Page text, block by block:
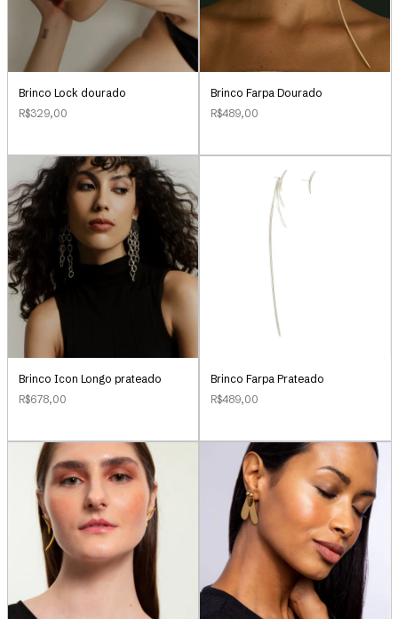
Brinco Lock dourado
R$329,00
Brinco Farpa Dourado
R$489,00
Brinco Icon Longo prateado
R$678,00
Brinco Farpa Prateado
R$489,00